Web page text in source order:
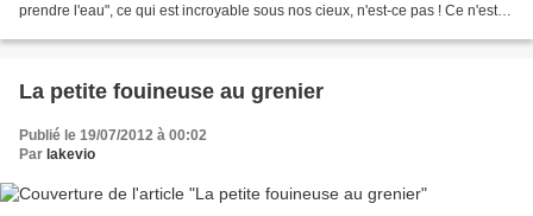
prendre l'eau", ce qui est incroyable sous nos cieux, n'est-ce pas ! Ce n'est
La petite fouineuse au grenier
Publié le 19/07/2012 à 00:02
Par lakevio